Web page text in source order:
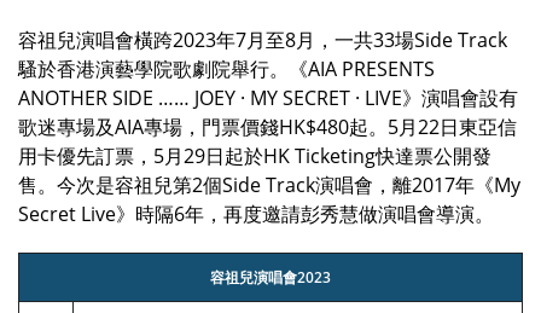
容祖兒演唱會橫跨2023年7月至8月，一共33場Side Track
騷於香港演藝學院歌劇院舉行。《AIA PRESENTS
ANOTHER SIDE …… JOEY · MY SECRET · LIVE》演唱會設有
歌迷專場及AIA專場，門票價錢HK$480起。5月22日東亞信
用卡優先訂票，5月29日起於HK Ticketing快達票公開發
售。今次是容祖兒第2個Side Track演唱會，離2017年《My
Secret Live》時隔6年，再度邀請彭秀慧做演唱會導演。
容祖兒演唱會2023